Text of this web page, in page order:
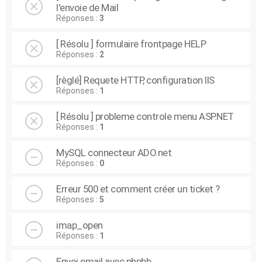
l'envoie de Mail
Réponses : 3
[ Résolu ] formulaire frontpage HELP
Réponses : 2
[règlé] Requete HTTP, configuration IIS
Réponses : 1
[ Résolu ] probleme controle menu ASP.NET
Réponses : 1
MySQL connecteur ADO.net
Réponses : 0
Erreur 500 et comment créer un ticket ?
Réponses : 5
imap_open
Réponses : 1